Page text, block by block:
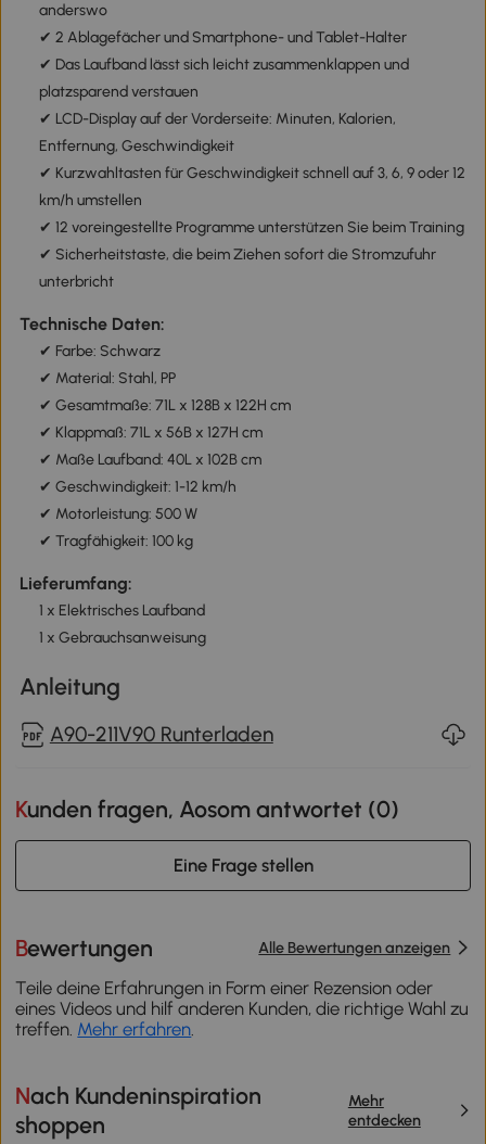
anderswo
✔ 2 Ablagefächer und Smartphone- und Tablet-Halter
✔ Das Laufband lässt sich leicht zusammenklappen und
platzsparend verstauen
✔ LCD-Display auf der Vorderseite: Minuten, Kalorien,
Entfernung, Geschwindigkeit
✔ Kurzwahltasten für Geschwindigkeit schnell auf 3, 6, 9 oder 12
km/h umstellen
✔ 12 voreingestellte Programme unterstützen Sie beim Training
✔ Sicherheitstaste, die beim Ziehen sofort die Stromzufuhr
unterbricht
Technische Daten:
✔ Farbe: Schwarz
✔ Material: Stahl, PP
✔ Gesamtmaße: 71L x 128B x 122H cm
✔ Klappmaß: 71L x 56B x 127H cm
✔ Maße Laufband: 40L x 102B cm
✔ Geschwindigkeit: 1-12 km/h
✔ Motorleistung: 500 W
✔ Tragfähigkeit: 100 kg
Lieferumfang:
1 x Elektrisches Laufband
1 x Gebrauchsanweisung
Anleitung
A90-211V90 Runterladen
Kunden fragen, Aosom antwortet (0)
Eine Frage stellen
Bewertungen Alle Bewertungen anzeigen
Teile deine Erfahrungen in Form einer Rezension oder
eines Videos und hilf anderen Kunden, die richtige Wahl zu
treffen. Mehr erfahren
Nach Kundeninspiration
shoppen
Mehr
entdecken